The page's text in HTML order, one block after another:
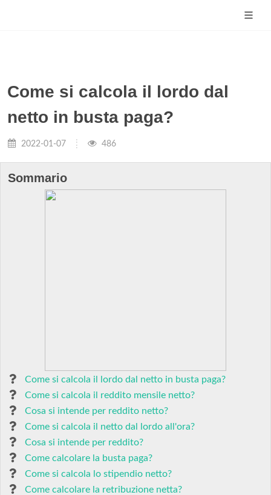
Come si calcola il lordo dal
netto in busta paga?
2022-01-07 486
Sommario
Come si calcola il lordo dal netto in busta paga?
Come si calcola il reddito mensile netto?
Cosa si intende per reddito netto?
Come si calcola il netto dal lordo all'ora?
Cosa si intende per reddito?
Come calcolare la busta paga?
Come si calcola lo stipendio netto?
Come calcolare la retribuzione netta?